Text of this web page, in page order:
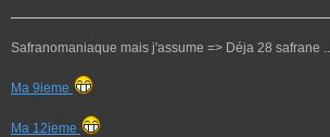
g
Safranomaniaque mais j'assume => Déja 28 safrane ...
Ma 9ieme
Ma 12ieme